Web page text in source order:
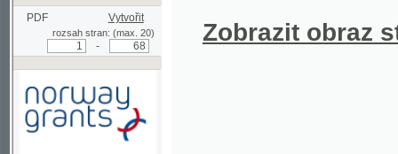
rozsah stran: (max. 20)
Podpořeno grantem z Norska
prostřednictvím Norského